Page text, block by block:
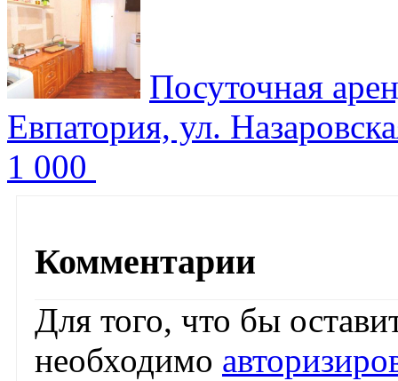
Посуточная
Евпатория, ул.
1 000
Комментарии
Для того, что бы
необходимо